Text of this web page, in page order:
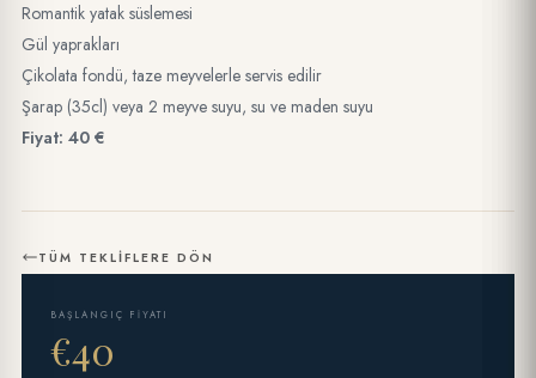
Romantik yatak süslemesi
Gül yaprakları
Çikolata fondü, taze meyvelerle servis edilir
Şarap (35cl) veya 2 meyve suyu, su ve maden suyu
Fiyat: 40 €
TÜM TEKLIFLERE DÖN
BAŞLANGIÇ FIYATI
€40